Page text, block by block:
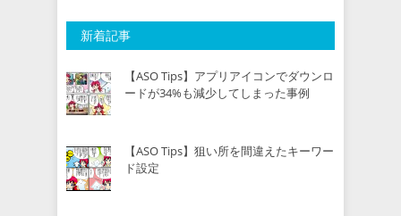
新着記事
【ASO Tips】アプリアイコンでダウンロ
ードが34%も減少してしまった事例
【ASO Tips】狙い所を間違えたキーワー
ド設定